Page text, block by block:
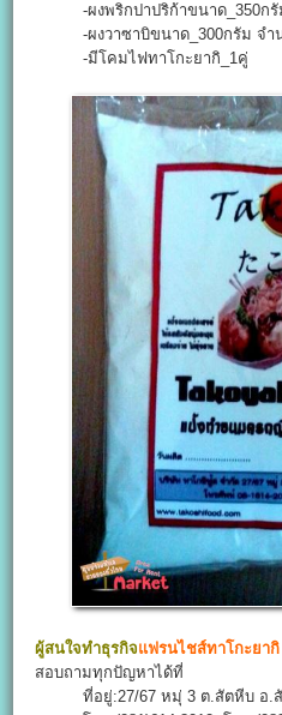
-ผงพริกปาปริก้าขนาด_350กรั
-ผงวาซาบิขนาด_300กรัม จำน
-มีโคมไฟทาโกะยากิ_1คู่
ผู้สนใจทำธุรกิจแฟรนไชส์ทาโกะยา
สอบถามทุกปัญหาได้ที่
ที่อยู่:27/67 หมุ่ 3 ต.สัตหีบ อ.สั